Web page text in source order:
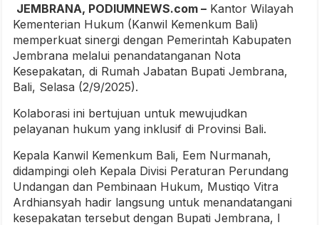
JEMBRANA, PODIUMNEWS.com – Kantor Wilayah
Kementerian Hukum (Kanwil Kemenkum Bali)
memperkuat sinergi dengan Pemerintah Kabupaten
Jembrana melalui penandatanganan Nota
Kesepakatan, di Rumah Jabatan Bupati Jembrana,
Bali, Selasa (2/9/2025).
Kolaborasi ini bertujuan untuk mewujudkan
pelayanan hukum yang inklusif di Provinsi Bali.
Kepala Kanwil Kemenkum Bali, Eem Nurmanah,
didampingi oleh Kepala Divisi Peraturan Perundang
Undangan dan Pembinaan Hukum, Mustiqo Vitra
Ardhiansyah hadir langsung untuk menandatangani
kesepakatan tersebut dengan Bupati Jembrana, I